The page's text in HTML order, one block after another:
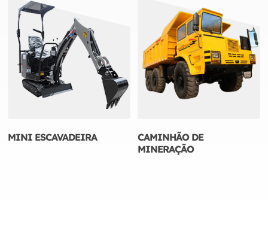
MINI ESCAVADEIRA
CAMINHÃO DE
MINERAÇÃO